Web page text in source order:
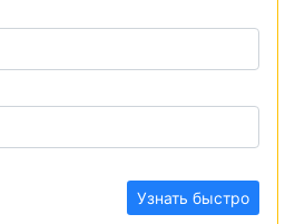
Узнать быстро